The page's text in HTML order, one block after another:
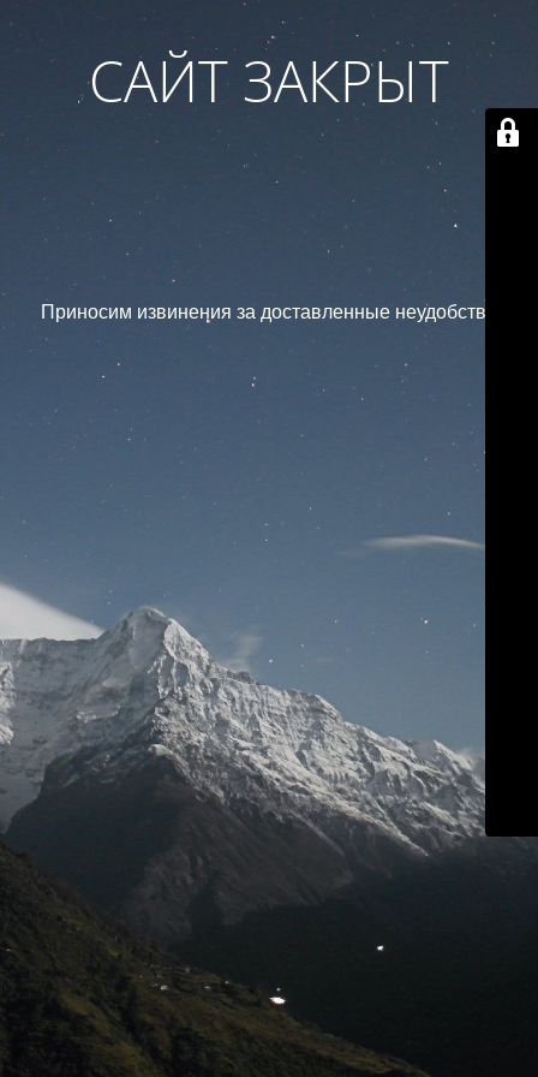
САЙТ ЗАКРЫТ
Приносим извинения за доставленные неудобства